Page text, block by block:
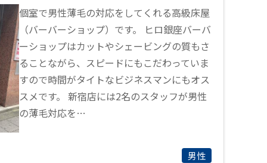
個室で男性薄毛の対応をしてくれる高級床屋
（バーバーショップ）です。 ヒロ銀座バーバ
ーショップはカットやシェービングの質もさ
ることながら、スピードにもこだわっていま
すので時間がタイトなビジネスマンにもオス
スメです。 新宿店には2名のスタッフが男性
の薄毛対応を…
男性